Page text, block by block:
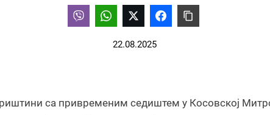
22.08.2025
са привременим седиштем у Косовској